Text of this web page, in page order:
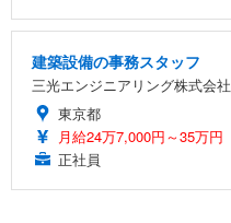
建築設備の事務スタッフ
三光エンジニアリング株式会社
東京都
月給24万7,000円～35万円
正社員